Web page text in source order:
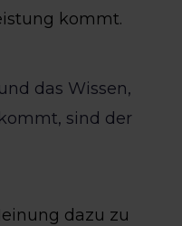
kommt.
das Wissen,
sind der
dazu zu